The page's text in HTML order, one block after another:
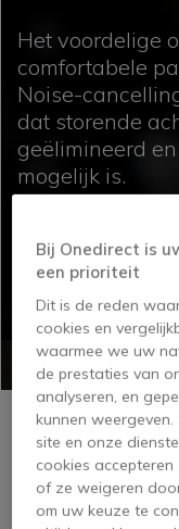
Het voordelige
comfortabele
Noise-
dat storende
geëlimineerd
mogelijk is.
modellen:
OP VOORRAAD
Plantronics
Bij Onedirect is
een prioriteit
Dit is de reden
cookies en
waarmee we uw
de prestaties van
analyseren, en
kunnen
site en onze
cookies
of ze weigeren
om uw keuze te